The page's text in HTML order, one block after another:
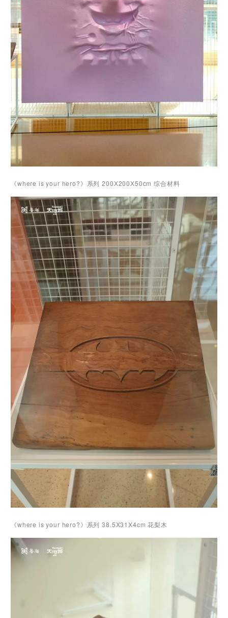
《where is your hero?》系列 200X200X50cm 综合材料
《where is your hero?》系列 38.5X31X4cm 花梨木